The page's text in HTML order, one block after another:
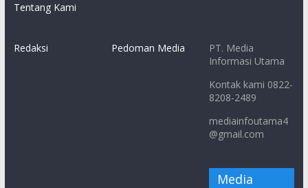
Tentang Kami
Redaksi Pedoman Media
PT. Media
Informasi Utama
Kontak kami 0822-
8208-2489
mediainfoutama4
@gmail.com
Media